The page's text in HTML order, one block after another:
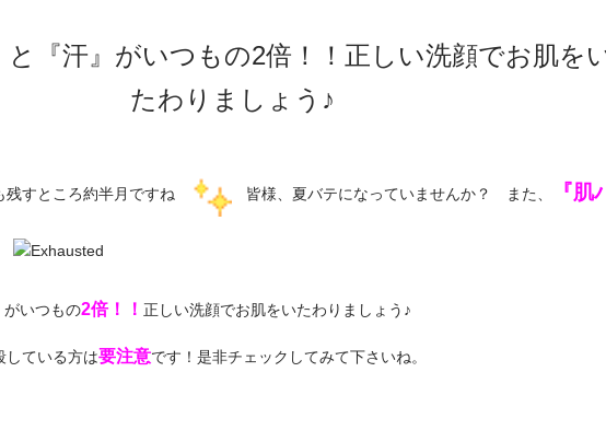
と『汗』がいつもの2倍！！正しい洗顔でお肌を
たわりましょう♪
すところ約半月ですね 皆様、夏バテになっていませんか？ また、 『肌
がいつもの2倍！！ 正しい洗顔でお肌をいたわりましょう♪
している方は要注意です！是非チェックしてみて下さいね。